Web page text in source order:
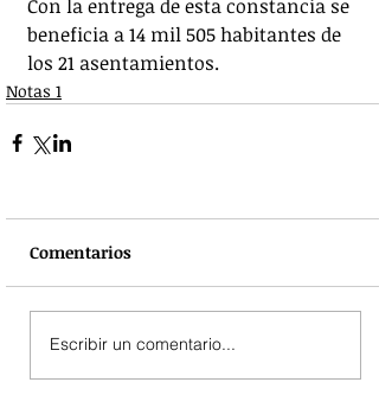
Con la entrega de esta constancia se
beneficia a 14 mil 505 habitantes de
los 21 asentamientos.
Notas 1
Comentarios
Escribir un comentario...